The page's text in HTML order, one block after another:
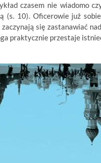
czasem nie wiadomo
(s. 10). Oficerowie już
się zastanawiać
praktycznie przestaje